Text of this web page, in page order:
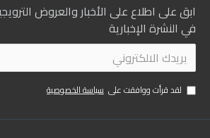
ابق على اطلاع على الأخبار والعروض
في النشرة الإخبارية
لقد قرأت ووافقت على سياسة الخصوصية